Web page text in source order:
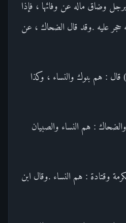
وضاق ماله عن وفائها ، فإذا
حجر عليه .وقد قال الضحاك ، عن
) قال : هم بنوك والنساء ، وكذا
: هم النساء والصبيان
وقتادة : هم النساء .وقال ابن